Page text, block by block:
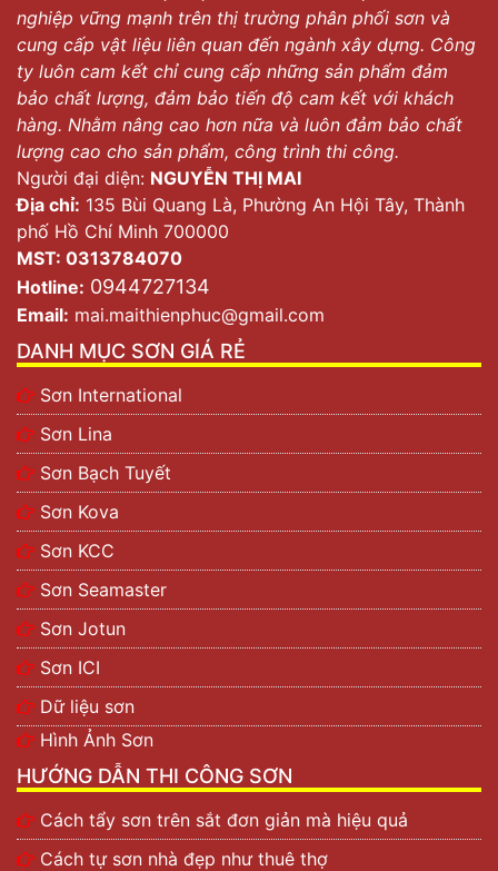
nghiệp vững mạnh trên thị trường phân phối sơn và
cung cấp vật liệu liên quan đến ngành xây dựng. Công
ty luôn cam kết chỉ cung cấp những sản phẩm đảm
bảo chất lượng, đảm bảo tiến độ cam kết với khách
hàng. Nhằm nâng cao hơn nữa và luôn đảm bảo chất
lượng cao cho sản phẩm, công trình thi công.
Người đại diện: NGUYỄN THỊ MAI
Địa chỉ: 135 Bùi Quang Là, Phường An Hội Tây, Thành
phố Hồ Chí Minh 700000
MST: 0313784070
Hotline: 0944727134
Email: mai.maithienphuc@gmail.com
DANH MỤC SƠN GIÁ RẺ
Sơn International
Sơn Lina
Sơn Bạch Tuyết
Sơn Kova
Sơn KCC
Sơn Seamaster
Sơn Jotun
Sơn ICI
Dữ liệu sơn
Hình Ảnh Sơn
HƯỚNG DẪN THI CÔNG SƠN
Cách tẩy sơn trên sắt đơn giản mà hiệu quả
Cách tự sơn nhà đẹp như thuê thợ